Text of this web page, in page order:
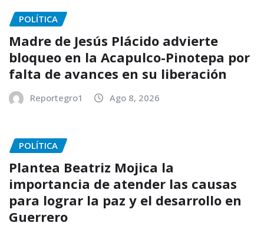
POLÍTICA
Madre de Jesús Plácido advierte
bloqueo en la Acapulco-Pinotepa por
falta de avances en su liberación
Reportegro1 Ago 8, 2026
POLÍTICA
Plantea Beatriz Mojica la
importancia de atender las causas
para lograr la paz y el desarrollo en
Guerrero